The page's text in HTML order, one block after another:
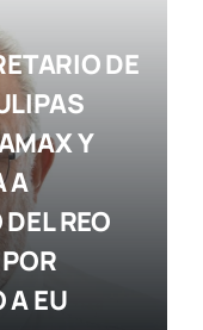
DE
Y
A
REO
A EU